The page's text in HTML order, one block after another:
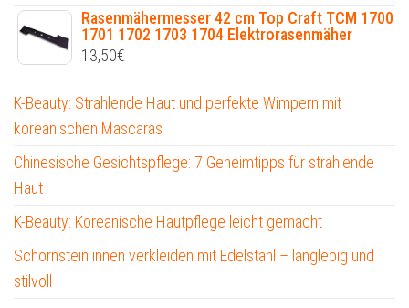
Rasenmähermesser 42 cm Top Craft TCM 1700
1701 1702 1703 1704 Elektrorasenmäher
13,50€
K-Beauty: Strahlende Haut und perfekte Wimpern mit
koreanischen Mascaras
Chinesische Gesichtspflege: 7 Geheimtipps für strahlende
Haut
K-Beauty: Koreanische Hautpflege leicht gemacht
Schornstein innen verkleiden mit Edelstahl – langlebig und
stilvoll